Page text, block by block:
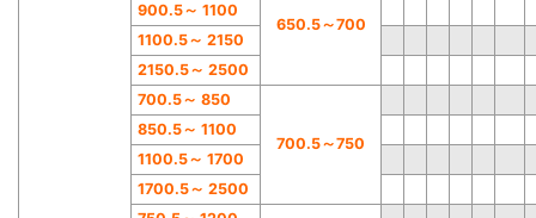
650.5～700
900.5～ 1100
1100.5～ 2150
2150.5～ 2500
700.5～ 850
700.5～750
850.5～ 1100
1100.5～ 1700
1700.5～ 2500